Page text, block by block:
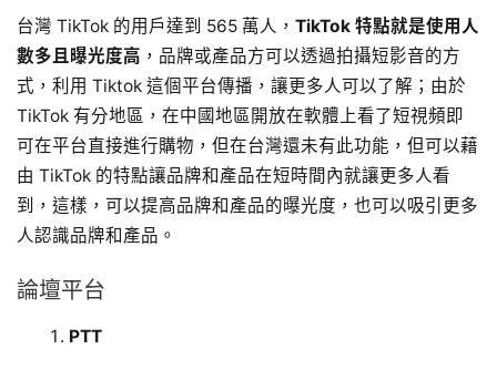
台灣 TikTok 的用戶達到 565 萬人， TikTok 特點就是使用人
數多且曝光度高 ，品牌或產品方可以透過拍攝短影音的方
式，利用 Tiktok 這個平台傳播，讓更多人可以了解；由於
TikTok 有分地區，在中國地區開放在軟體上看了短視頻即
可在平台直接進行購物，但在台灣還未有此功能，但可以藉
由 TikTok 的特點讓品牌和產品在短時間內就讓更多人看
到，這樣，可以提高品牌和產品的曝光度，也可以吸引更多
人認識品牌和產品。
論壇平台
PTT